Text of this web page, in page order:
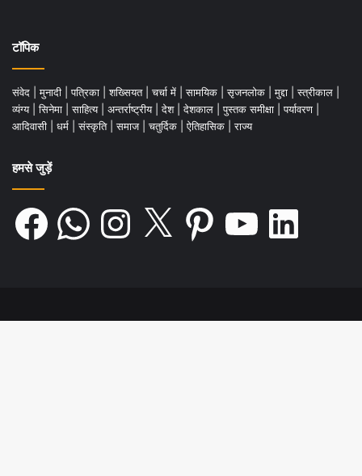
टॉपिक
संवेद मुनादी पत्रिका शख्सियत चर्चा में सामयिक सृजनलोक मुद्दा स्त्रीकाल
व्यंग्य
सिनेमा साहित्य अन्तर्राष्ट्रीय देश देशकाल पुस्तक समीक्षा पर्यावरण
आदिवासी
धर्म संस्कृति समाज चतुर्दिक ऐतिहासिक राज्य
हमसे जुड़ें
Facebook WhatsAppInstagram Pinterest LinkedIn